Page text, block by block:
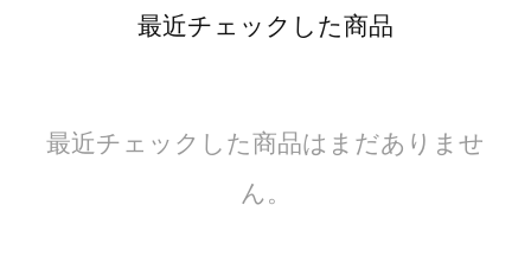
最近チェックした商品
最近チェックした商品はまだありませ
ん。